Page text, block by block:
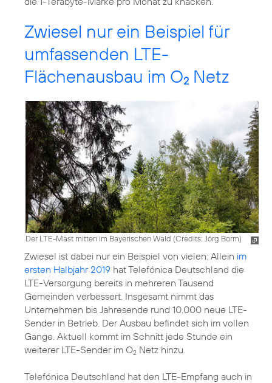
Zwiesel nur ein Beispiel für
umfassenden LTE-
Flächenausbau im O2 Netz
Der LTE-Mast mitten im Bayerischen Wald (Credits: Jörg Borm)
Zwiesel ist dabei nur ein Beispiel von vielen: Allein im
ersten Halbjahr 2019 hat Telefónica Deutschland die
LTE-Versorgung bereits in mehreren Tausend
Gemeinden verbessert. Insgesamt nimmt das
Unternehmen bis Jahresende rund 10.000 neue LTE-
Sender in Betrieb. Der Ausbau befindet sich im vollen
Gange. Aktuell kommt im Schnitt jede Stunde ein
weiterer LTE-Sender im O2 Netz hinzu.
Telefónica Deutschland hat den LTE-Empfang auch in